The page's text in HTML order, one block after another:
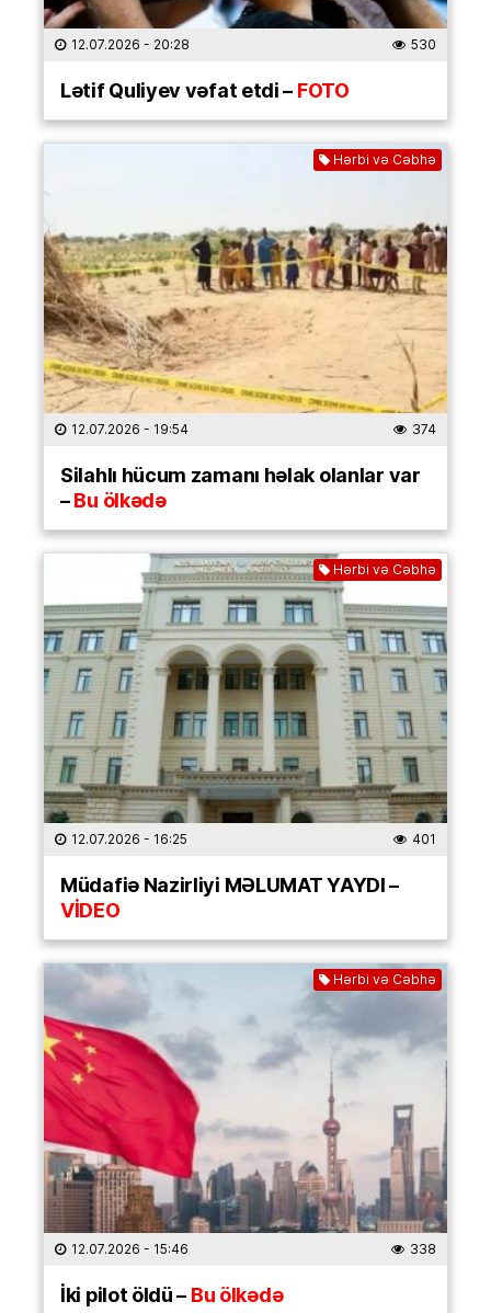
12.07.2026 - 20:28 530
Lətif Quliyev vəfat etdi –FOTO
Hərbi və Cəbhə
12.07.2026 - 19:54 374
Silahlı hücum zamanı həlak olanlar var
–Bu ölkədə
Hərbi və Cəbhə
12.07.2026 - 16:25 401
Müdafiə Nazirliyi MƏLUMAT YAYDI –
VİDEO
Hərbi və Cəbhə
12.07.2026 - 15:46 338
İki pilot öldü –Bu ölkədə